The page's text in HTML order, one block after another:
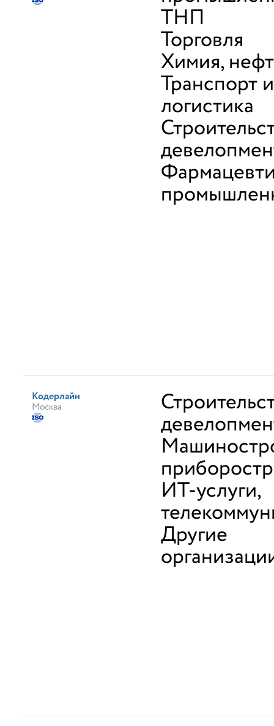
ТНП
Торговля
Химия,
Транспорт и
логистика
Кодерлайн
Москва
ИТ-услуги,
Другие